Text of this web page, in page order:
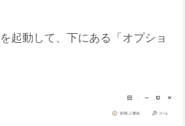
起動して、下にある「オプショ